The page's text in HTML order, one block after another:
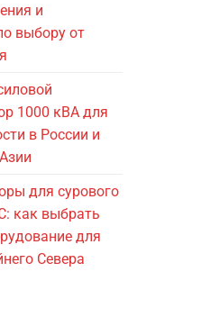
и
выбору от
1000 кВА для
в России и
для сурового
как выбрать
для
Севера